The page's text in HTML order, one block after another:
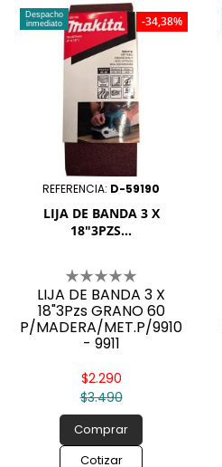
Despacho
inmediato
REFERENCIA: D-59190
LIJA DE BANDA 3 X
18"3PZS...
LIJA DE BANDA 3 X
18"3Pzs GRANO 60
P/MADERA/MET.P/9910
- 9911
$3.490
$2.290
Comprar
Cotizar
-34,38%